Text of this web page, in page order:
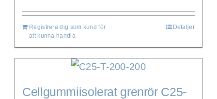
Registrera dig som kund för
att kunna handla
Detaljer
Cellgummiisolerat grenrör C25-